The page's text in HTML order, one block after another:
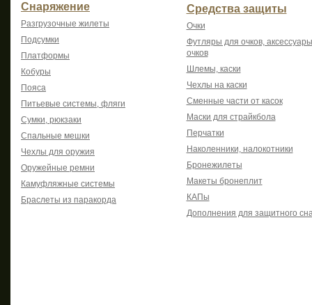
Снаряжение
Разгрузочные жилеты
Подсумки
Платформы
Кобуры
Пояса
Питьевые системы, фляги
Сумки, рюкзаки
Спальные мешки
Чехлы для оружия
Оружейные ремни
Камуфляжные системы
Браслеты из паракорда
Средства защиты
Очки
Футляры для очков,
очков
Шлемы, каски
Чехлы на каски
Сменные части от касок
Маски для страйкбола
Перчатки
Наколенники, налокотники
Бронежилеты
Макеты бронеплит
КАПы
Дополнения для защитного